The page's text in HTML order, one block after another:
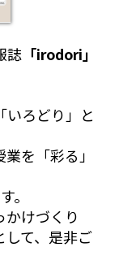
誌 「irodori」
いろどり」と
を「彩る」
。
けづくり
して、是非ご